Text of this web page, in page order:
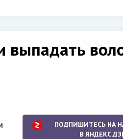
выпадать
ПОДПИШИТЕСЬ НА
В